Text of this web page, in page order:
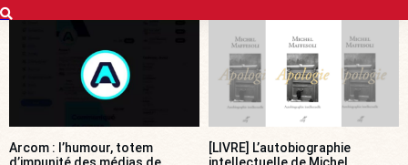
Arcom : l’humour, totem
[LIVRE] L’autobiographie